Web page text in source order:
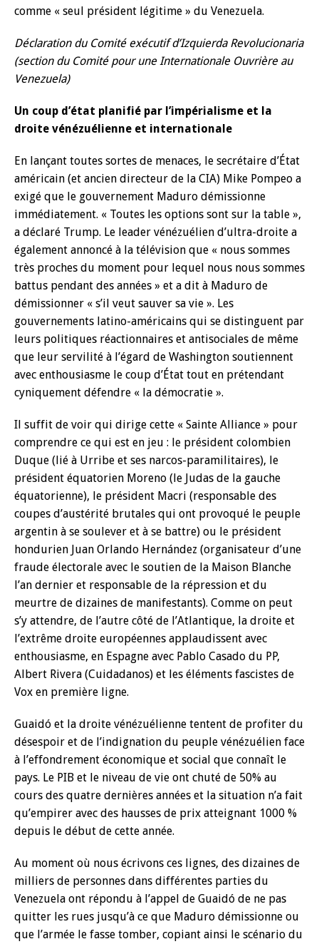
comme « seul président légitime » du Venezuela.
Déclaration du Comité exécutif d’Izquierda Revolucionaria
(section du Comité pour une Internationale Ouvrière au
Venezuela)
Un coup d’état planifié par l’impérialisme et la
droite vénézuélienne et internationale
En lançant toutes sortes de menaces, le secrétaire d’État
américain (et ancien directeur de la CIA) Mike Pompeo a
exigé que le gouvernement Maduro démissionne
immédiatement. « Toutes les options sont sur la table »,
a déclaré Trump. Le leader vénézuélien d’ultra-droite a
également annoncé à la télévision que « nous sommes
très proches du moment pour lequel nous nous sommes
battus pendant des années » et a dit à Maduro de
démissionner « s’il veut sauver sa vie ». Les
gouvernements latino-américains qui se distinguent par
leurs politiques réactionnaires et antisociales de même
que leur servilité à l’égard de Washington soutiennent
avec enthousiasme le coup d’État tout en prétendant
cyniquement défendre « la démocratie ».
Il suffit de voir qui dirige cette « Sainte Alliance » pour
comprendre ce qui est en jeu : le président colombien
Duque (lié à Urribe et ses narcos-paramilitaires), le
président équatorien Moreno (le Judas de la gauche
équatorienne), le président Macri (responsable des
coupes d’austérité brutales qui ont provoqué le peuple
argentin à se soulever et à se battre) ou le président
hondurien Juan Orlando Hernández (organisateur d’une
fraude électorale avec le soutien de la Maison Blanche
l’an dernier et responsable de la répression et du
meurtre de dizaines de manifestants). Comme on peut
s’y attendre, de l’autre côté de l’Atlantique, la droite et
l’extrême droite européennes applaudissent avec
enthousiasme, en Espagne avec Pablo Casado du PP,
Albert Rivera (Cuidadanos) et les éléments fascistes de
Vox en première ligne.
Guaidó et la droite vénézuélienne tentent de profiter du
désespoir et de l’indignation du peuple vénézuélien face
à l’effondrement économique et social que connaît le
pays. Le PIB et le niveau de vie ont chuté de 50% au
cours des quatre dernières années et la situation n’a fait
qu’empirer avec des hausses de prix atteignant 1000 %
depuis le début de cette année.
Au moment où nous écrivons ces lignes, des dizaines de
milliers de personnes dans différentes parties du
Venezuela ont répondu à l’appel de Guaidó de ne pas
quitter les rues jusqu’à ce que Maduro démissionne ou
que l’armée le fasse tomber, copiant ainsi le scénario du